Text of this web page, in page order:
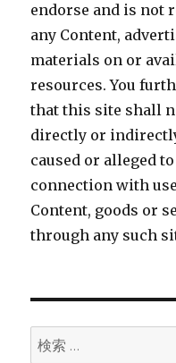
endorse and is not
any Content,
materials on or
resources. You
that this site shall
directly or
caused or alleged
connection with
Content, goods or
through any such
検